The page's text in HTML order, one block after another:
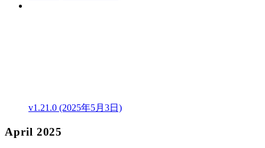
v1.21.0 (2025年5月3日)
April 2025